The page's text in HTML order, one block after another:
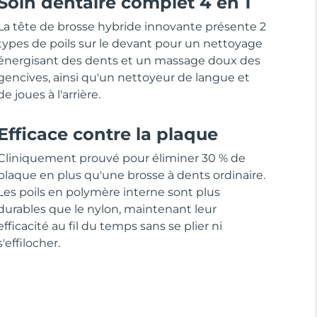
tête de brosse hybride innovante présente 2
de poils sur le devant pour un nettoyage
des dents et un massage doux des
ainsi qu'un nettoyeur de langue et
joues à l'arrière.
contre la plaque
prouvé pour éliminer 30 % de
en plus qu'une brosse à dents ordinaire.
poils en polymère interne sont plus
que le nylon, maintenant leur
au fil du temps sans se plier ni